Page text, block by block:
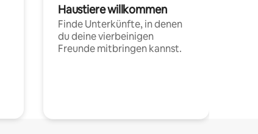
Haustiere willkommen
Finde Unterkünfte, in denen
du deine vierbeinigen
Freunde mitbringen kannst.